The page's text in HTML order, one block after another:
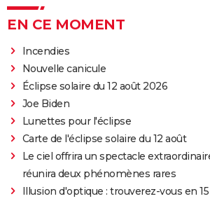
EN CE MOMENT
Incendies
Nouvelle canicule
Éclipse solaire du 12 août 2026
Joe Biden
Lunettes pour l'éclipse
Carte de l'éclipse solaire du 12 août
Le ciel offrira un spectacle
réunira deux phénomènes rares
Illusion d'optique : trouverez-vous en